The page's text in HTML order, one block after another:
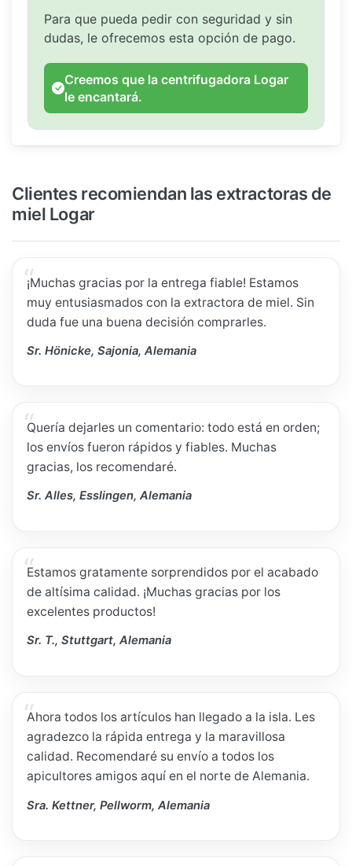
Para que pueda pedir con seguridad y sin
dudas, le ofrecemos esta opción de pago.
Creemos que la centrifugadora Logar
le encantará.
Clientes recomiendan las extractoras de
miel Logar
¡Muchas gracias por la entrega fiable! Estamos
muy entusiasmados con la extractora de miel. Sin
duda fue una buena decisión comprarles.
Sr. Hönicke, Sajonia, Alemania
Quería dejarles un comentario: todo está en orden;
los envíos fueron rápidos y fiables. Muchas
gracias, los recomendaré.
Sr. Alles, Esslingen, Alemania
Estamos gratamente sorprendidos por el acabado
de altísima calidad. ¡Muchas gracias por los
excelentes productos!
Sr. T., Stuttgart, Alemania
Ahora todos los artículos han llegado a la isla. Les
agradezco la rápida entrega y la maravillosa
calidad. Recomendaré su envío a todos los
apicultores amigos aquí en el norte de Alemania.
Sra. Kettner, Pellworm, Alemania